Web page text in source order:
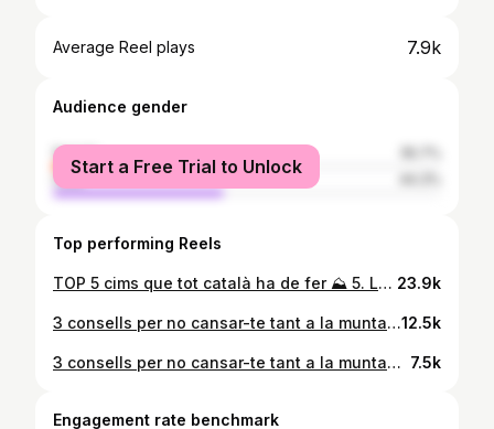
Average Reel plays 7.9k
Audience gender
female
male
Start a Free Trial to Unlock
Top performing Reels
TOP 5 cims que tot català ha de fer ⛰️ 5. La Mola 4. Sant Jeroni 3. Pedraforca 2. Puigmal 1. Pica d'Estats Penseu com jo o ho farieu diferent? ⬇️ #correr #esports #muntanya #natura #esport #consells #trail #trailrun #trailrunning #run #runner #running #runaddict #mountainrunning #mountain #sport #sportlife #instarunner #winter #sunday #diumenge #cims #mountain 23.9k
3 consells per no cansar-te tant a la muntanya ⛰️ #muntanya #esports #senderisme #muntanya #natura #esport #consells #trail #trailrun #trailrunning #run #runner #running #runaddict #mountainrunning #mountain #sport #sportlife #instarunner #winter #motivationrunning #athletelife #cims #mountainlovers #mountainlife #trainingmotivation #runningday #travel #instago #trainingday #worlderunners12.5k
3 consells per no cansar-te tant a la muntanya ⛰️ (Repenjo el vídeo perquè Instagram ha tret el so) #muntanya #esports #senderisme #muntanya #natura #esport #consells #trail #trailrun #trailrunning #run #runner #running #runaddict #mountainrunning #mountain #sport #sportlife #instarunner #winter #motivationrunning #athletelife #cims #mountainlovers #mountainlife #trainingmotivation #runningday #travel #instago #trainingday #worlderunners 7.5k
Engagement rate benchmark